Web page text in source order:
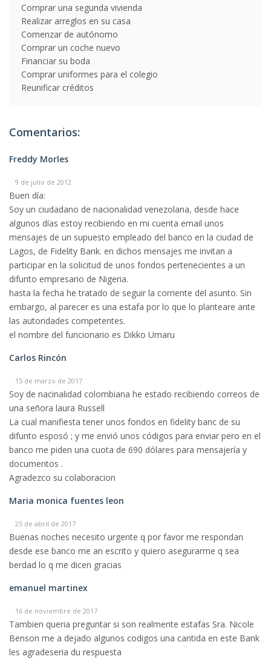
Comprar una segunda vivienda
Realizar arreglos en su casa
Comenzar de autónomo
Comprar un coche nuevo
Financiar su boda
Comprar uniformes para el colegio
Reunificar créditos
Comentarios:
Freddy Morles
9 de julio de 2012
Buen día:
Soy un ciudadano de nacionalidad venezolana, desde hace
algunos días estoy recibiendo en mi cuenta email unos
mensajes de un supuesto empleado del banco en la ciudad de
Lagos, de Fidelity Bank. en dichos mensajes me invitan a
participar en la solicitud de unos fondos pertenecientes a un
difunto empresario de Nigeria.
hasta la fecha he tratado de seguir la corriente del asunto. Sin
embargo, al parecer es una estafa por lo que lo planteare ante
las autoridades competentes.
el nombre del funcionario es Dikko Umaru
Carlos Rincón
15 de marzo de 2017
Soy de nacinalidad colombiana he estado recibiendo correos de
una señora laura Russell
La cual manifiesta tener unos fondos en fidelity banc de su
difunto esposó ; y me envió unos códigos para enviar pero en el
banco me piden una cuota de 690 dólares para mensajería y
documentos .
Agradezco su colaboracion
Maria monica fuentes leon
25 de abril de 2017
Buenas noches necesito urgente q por favor me respondan
desde ese banco me an escrito y quiero asegurarme q sea
berdad lo q me dicen gracias
emanuel martinex
16 de noviembre de 2017
Tambien queria preguntar si son realmente estafas Sra. Nicole
Benson me a dejado algunos codigos una cantida en este Bank
les agradeseria du respuesta